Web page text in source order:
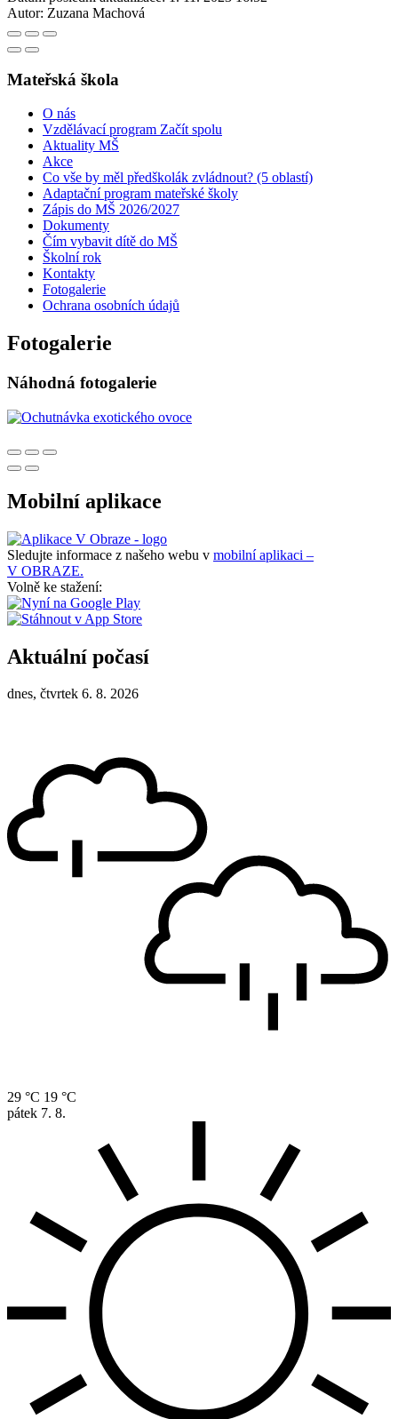
Autor: Zuzana Machová
Mateřská škola
O nás
Vzdělávací program Začít spolu
Aktuality MŠ
Akce
Co vše by měl předškolák zvládnout? (5 oblastí)
Adaptační program mateřské školy
Zápis do MŠ 2026/2027
Dokumenty
Čím vybavit dítě do MŠ
Školní rok
Kontakty
Fotogalerie
Ochrana osobních údajů
Fotogalerie
Náhodná fotogalerie
Mobilní aplikace
Sledujte informace z našeho webu v mobilní aplikaci –
V OBRAZE.
Volně ke stažení:
Aktuální počasí
dnes, čtvrtek 6. 8. 2026
29 °C 19 °C
pátek 7. 8.